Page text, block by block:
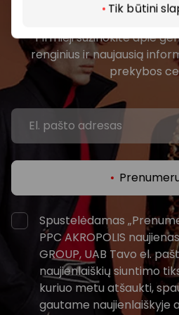
Tik būtini
Pirmieji sužinokite apie
renginius ir naujausią
prekybos
Spustelėdamas
PPC AKROPOLIS
GROUP, UAB Tavo el.
naujienlaiškių siuntimo
kuriuo metu atšaukti,
gautame naujienlaiškyje